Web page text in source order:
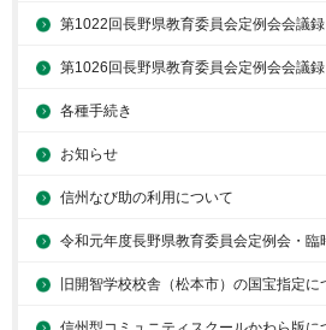
第1022回長野県教育委員会定例会会議録
第1026回長野県教育委員会定例会会議録
各種手続き
お知らせ
信州なび助の利用について
令和元年度長野県教育委員会定例会・臨
旧開智学校校舎（松本市）の国宝指定に